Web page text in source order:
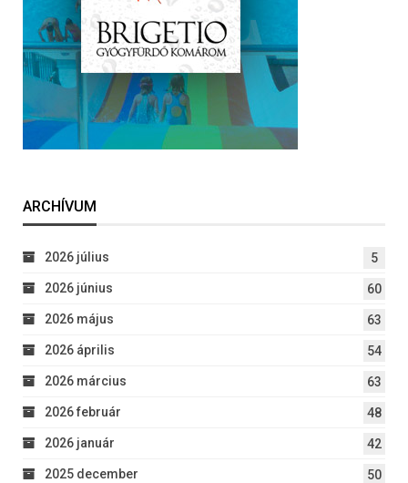
ARCHÍVUM
2026 július 5
2026 június 60
2026 május 63
2026 április 54
2026 március 63
2026 február 48
2026 január 42
2025 december 50